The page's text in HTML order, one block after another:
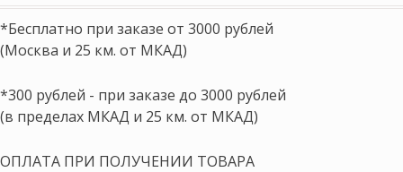
*Бесплатно при заказе от 3000 рублей
(Москва и 25 км. от МКАД)
*300 рублей - при заказе до 3000 рублей
(в пределах МКАД и 25 км. от МКАД)
ОПЛАТА ПРИ ПОЛУЧЕНИИ ТОВАРА